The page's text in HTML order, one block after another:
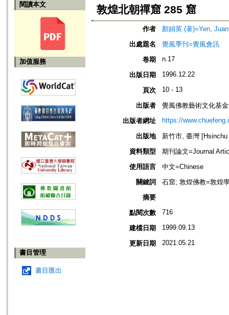
閱讀本文
加值服務
書目管理
書目匯出
敦煌北朝禪窟 285 窟
作者
顏娟英 (著)=Yen,
出處題名
覺風季刊=覺風會訊
卷期
n.17
出版日期 1996.12.22
頁次 10 - 13
出版者
覺風佛教藝術文化基
出版者網址
https://
出版地
新竹市, 臺灣
資料類型
期刊論文=Journal
使用語言
中文=Chinese
關鍵詞
石窟; 敦煌佛教=敦煌
摘要
點閱次數
716
建檔日期 1999.09.13
更新日期 2021.05.21